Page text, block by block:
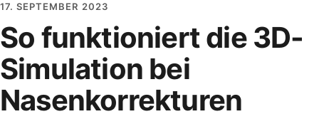
Nasenverkleinerung
Sattelnase / Nasenaufbau
Funktionelle Korrektur
Funktionell-ästhetisch
Tag der OP
Nasenfunktion
Case Studies
Was Patienten sagen
Über uns
Über uns
Univ.-Doz. Dr. Rafic Kuzbari
Dr. Christoph Grill
Kontakt
17. SEPTEMBER 2023
So funktioniert die 3D-
Simulation bei
Nasenkorrekturen